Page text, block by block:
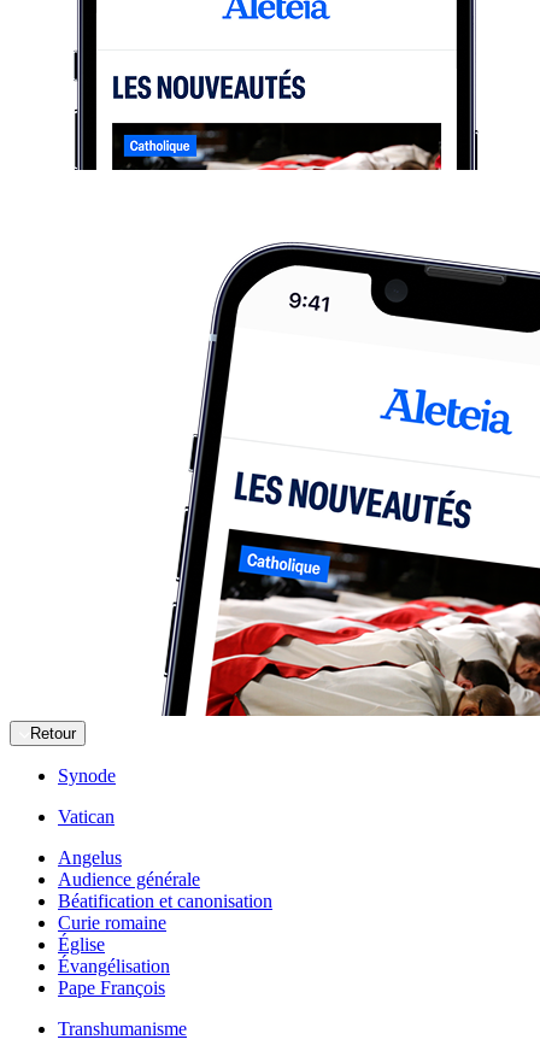
Retour
Synode
Vatican
Angelus
Audience générale
Béatification et canonisation
Curie romaine
Église
Évangélisation
Pape François
Transhumanisme